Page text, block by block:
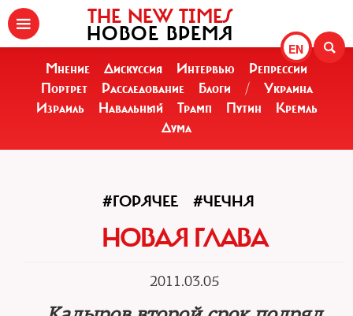
EN
THE NEW TIMES
НОВОЕ ВРЕМЯ
Мнение Дискуссия Интервью
Репрессии
Портрет
Расследование Блоги /
Украина
Израиль
Навальный Трамп Путин
Кремль
Дума
#ГОРЯЧЕЕ #ЧЕЧНЯ
НОВАЯ ГЛАВА
2011.03.05